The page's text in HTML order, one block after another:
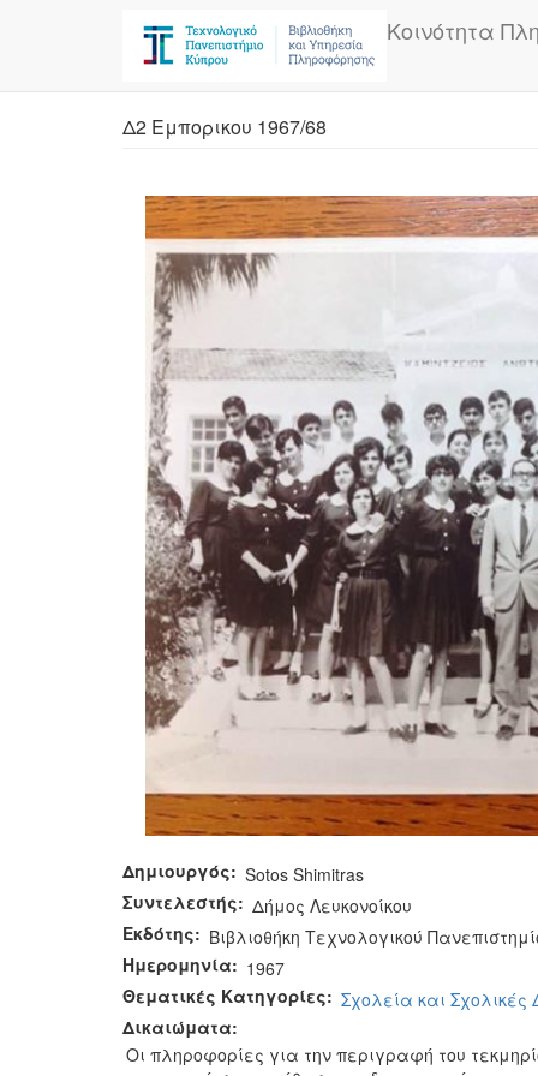
Κοινότητα
Δ2 Εμπορικου 1967/68
Δημιουργός: Sotos Shimitras
Συντελεστής: Δήμος Λευκονοίκου
Εκδότης: Βιβλιοθήκη Τεχνολογικού
Ημερομηνία: 1967
Θεματικές Κατηγορίες: Σχολεία και Σχολικές
Δικαιώματα:
Οι πληροφορίες για την περιγραφή του